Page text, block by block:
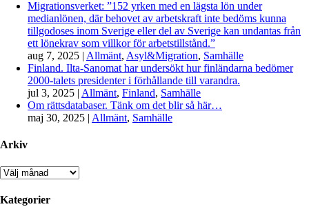
Migrationsverket: ”152 yrken med en lägsta lön under
medianlönen, där behovet av arbetskraft inte bedöms kunna
tillgodoses inom Sverige eller del av Sverige kan undantas från
ett lönekrav som villkor för arbetstillstånd.”
aug 7, 2025 | Allmänt, Asyl&Migration, Samhälle
Finland. Ilta-Sanomat har undersökt hur finländarna bedömer
2000-talets presidenter i förhållande till varandra.
jul 3, 2025 | Allmänt, Finland, Samhälle
Om rättsdatabaser. Tänk om det blir så här…
maj 30, 2025 | Allmänt, Samhälle
Arkiv
Arkiv
Kategorier